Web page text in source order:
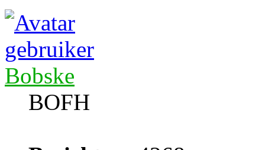
Bobske
BOFH